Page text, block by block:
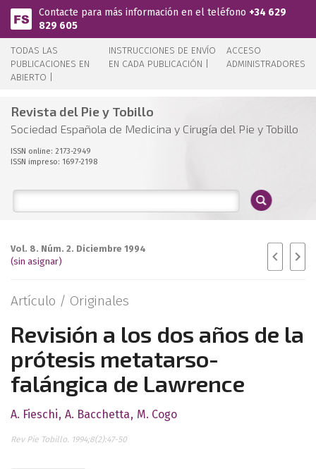
Pasar al contenido principal
Contacte para más información en el teléfono +34 629
829 605
TODAS LAS
PUBLICACIONES EN
ABIERTO |
INSTRUCCIONES DE ENVÍO
EN CADA PUBLICACIÓN |
ACCESO
ADMINISTRADORES
Revista del Pie y Tobillo
Sociedad Española de Medicina y Cirugía del Pie y Tobillo
ISSN online: 2173-2949
ISSN impreso: 1697-2198
Vol. 8. Núm. 2. Diciembre 1994
(sin asignar)
Artículo / Originales
Revisión a los dos años de la
prótesis metatarso-
falángica de Lawrence
A. Fieschi A. Bacchetta M. Cogo
Rev Pie Tobillo. 1994;8(2):47-50